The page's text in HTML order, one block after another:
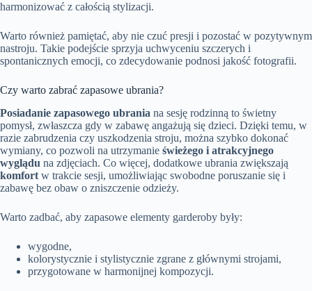
harmonizować z całością stylizacji.
Warto również pamiętać, aby nie czuć presji i pozostać w pozytywnym
nastroju. Takie podejście sprzyja uchwyceniu szczerych i
spontanicznych emocji, co zdecydowanie podnosi jakość fotografii.
Czy warto zabrać zapasowe ubrania?
Posiadanie zapasowego ubrania na sesję rodzinną to świetny
pomysł, zwłaszcza gdy w zabawę angażują się dzieci. Dzięki temu, w
razie zabrudzenia czy uszkodzenia stroju, można szybko dokonać
wymiany, co pozwoli na utrzymanie świeżego i atrakcyjnego
wyglądu na zdjęciach. Co więcej, dodatkowe ubrania zwiększają
komfort w trakcie sesji, umożliwiając swobodne poruszanie się i
zabawę bez obaw o zniszczenie odzieży.
Warto zadbać, aby zapasowe elementy garderoby były:
wygodne,
kolorystycznie i stylistycznie zgrane z głównymi strojami,
przygotowane w harmonijnej kompozycji.